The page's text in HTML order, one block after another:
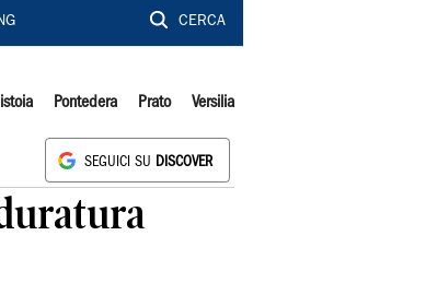
CERCA
Pontedera Prato Versilia
SEGUICI SU DISCOVER